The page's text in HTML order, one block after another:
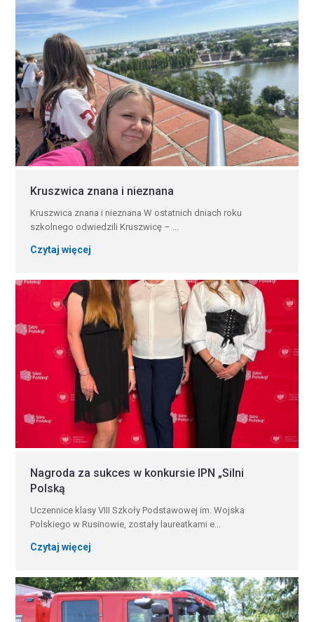
Kruszwica znana i nieznana
Kruszwica znana i nieznana W ostatnich dniach roku
szkolnego odwiedzili Kruszwicę – ...
Czytaj więcej
Nagroda za sukces w konkursie IPN „Silni
Polską
Uczennice klasy VIII Szkoły Podstawowej im. Wojska
Polskiego w Rusinowie, zostały laureatkami e...
Czytaj więcej